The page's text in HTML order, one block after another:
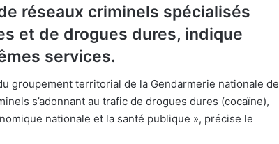
réseaux criminels spécialisés
et de drogues dures, indique
services.
groupement territorial de la Gendarmerie nationale de
s’adonnant au trafic de drogues dures (cocaïne),
nationale et la santé publique », précise le
Fuite d’informations douanières : deux
anciens agents condamnés à deux
ans de prison ferme
Batna : 24 000 capsules de